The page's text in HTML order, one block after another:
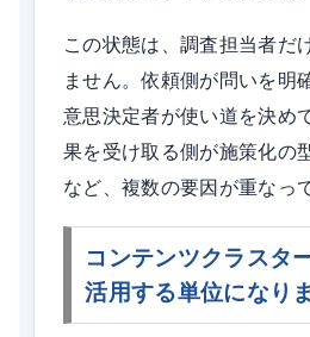
この状態は、調査担当者だ
ません。依頼側が問いを明
意思決定者が使い道を決め
果を受け取る側が施策化の
など、複数の要因が重なっ
コンテンツクラスタ
活用する単位になり